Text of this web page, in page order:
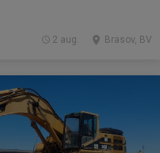
Brasov, BV
2 aug.